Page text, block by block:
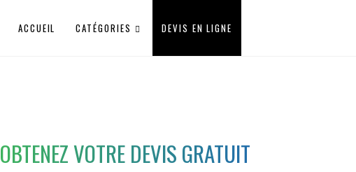
ACCUEIL CATÉGORIES DEVIS EN LIGNE
OBTENEZ VOTRE DEVIS GRATUIT